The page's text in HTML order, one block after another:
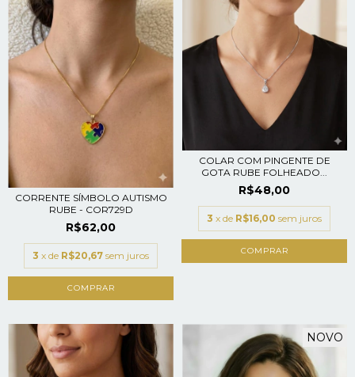
CORRENTE SÍMBOLO AUTISMO
RUBE - COR729D
R$62,00
3 x de R$20,67 sem juros
COLAR COM PINGENTE DE
GOTA RUBE FOLHEADO...
R$48,00
3 x de R$16,00 sem juros
NOVO